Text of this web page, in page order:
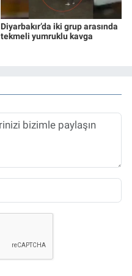
Diyarbakır’da iki grup arasında
tekmeli yumruklu kavga